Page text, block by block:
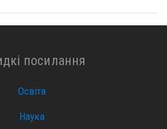
посилання
Освіта
Наука